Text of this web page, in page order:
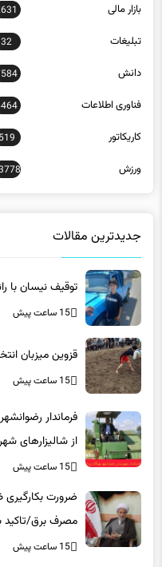
بازار مالی
تبلیغات 32
دانش
فناوری اطلاعات
کاریکاتور 519
ورزش
جدیدترین مقالات
توقیف نیسان با راننده
15 ساعت پیش
قزوین میزبان
15 ساعت پیش
از شالیزارهای
15 ساعت پیش
ضرورت
مصرف برق/تاکید
15 ساعت پیش